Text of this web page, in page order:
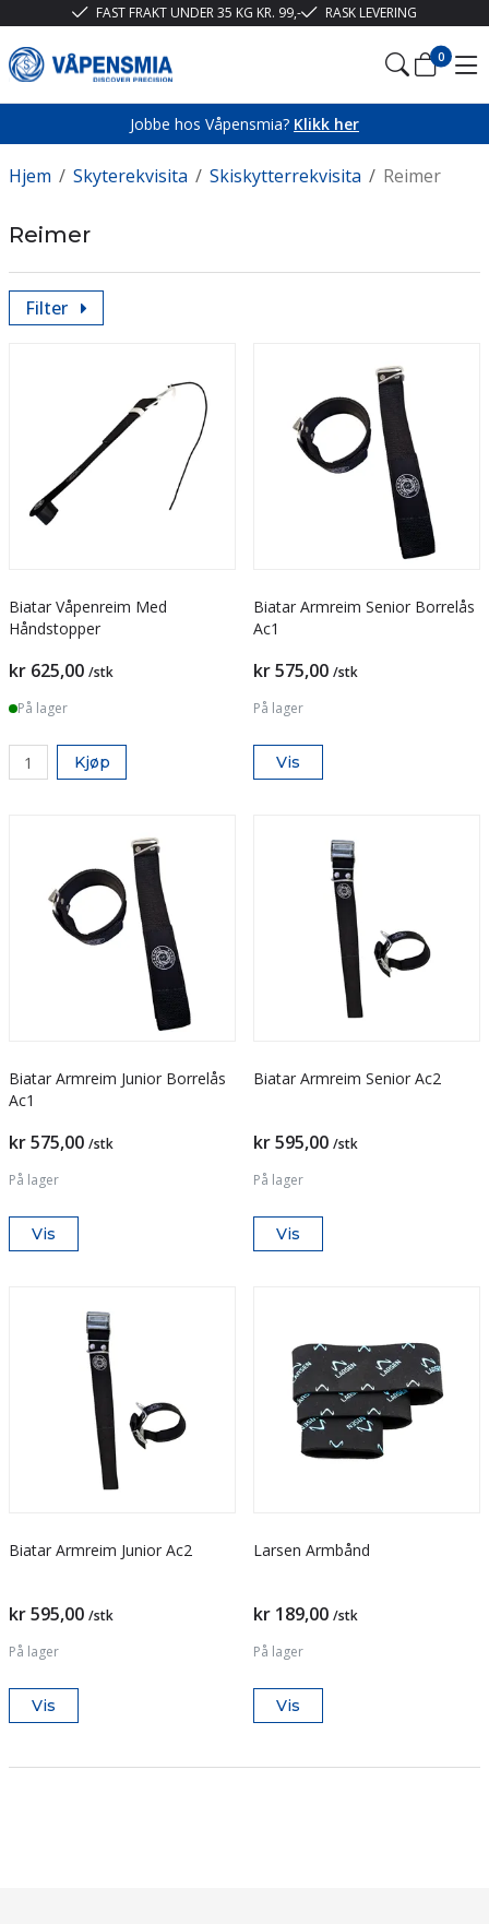
FAST FRAKT UNDER 35 KG KR. 99,- RASK LEVERING
0
Jobbe hos Våpensmia? Klikk her
/
Hjem /
Skyterekvisita /
Skiskytterrekvisita Reimer
Reimer
Filter
Biatar Våpenreim Med
Håndstopper
kr 625,00 /stk
På lager
Kjøp
Biatar Armreim Senior Borrelås
Ac1
kr 575,00 /stk
På lager
Vis
Biatar Armreim Junior Borrelås
Ac1
kr 575,00 /stk
På lager
Vis
Biatar Armreim Senior Ac2
kr 595,00 /stk
På lager
Vis
Biatar Armreim Junior Ac2
kr 595,00 /stk
På lager
Vis
Larsen Armbånd
kr 189,00 /stk
På lager
Vis